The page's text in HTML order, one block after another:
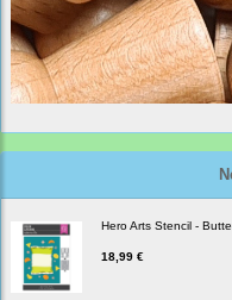
Hero Arts Stencil -
18,99 €